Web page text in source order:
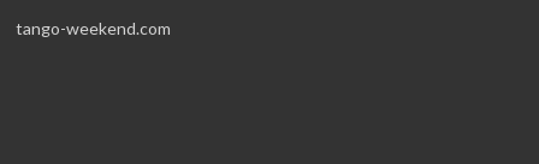
tango-weekend.com